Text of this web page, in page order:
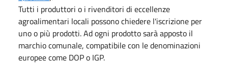
Tutti i produttori o i rivenditori di eccellenze
agroalimentari locali possono chiedere l'iscrizione per
uno o più prodotti. Ad ogni prodotto sarà apposto il
marchio comunale, compatibile con le denominazioni
europee come DOP o IGP.